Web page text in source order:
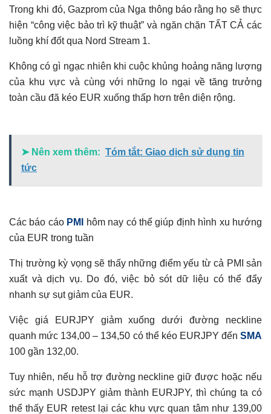
Trong khi đó, Gazprom của Nga thông báo rằng họ sẽ thực
hiện “công việc bảo trì kỹ thuật” và ngăn chặn TẤT CẢ các
luồng khí đốt qua Nord Stream 1.
Không có gì ngạc nhiên khi cuộc khủng hoảng năng lượng
của khu vực và cùng với những lo ngại về tăng trưởng
toàn cầu đã kéo EUR xuống thấp hơn trên diện rộng.
➤ Nên xem thêm: Tóm tắt: Giao dịch sử dụng tin
tức
Các báo cáo PMI
hôm nay có thể giúp định hình xu hướng
của EUR trong tuần
Thị trường kỳ vọng sẽ thấy những điểm yếu từ cả PMI sản
xuất và dịch vụ. Do đó, việc bỏ sót dữ liệu có thể đẩy
nhanh sự sụt giảm của EUR.
Việc giá EURJPY giảm xuống dưới đường neckline
quanh mức 134,00 – 134,50 có thể kéo EURJPY đến SMA
100 gần 132,00.
Tuy nhiên, nếu hỗ trợ đường neckline giữ được hoặc nếu
sức mạnh USDJPY giảm thành EURJPY, thì chúng ta có
thể thấy EUR retest lại các khu vực quan tâm như 139,00